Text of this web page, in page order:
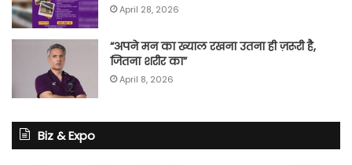
April 28, 2026
“अपने मन का ख्याल रखना उतना ही ज़रूरी है,
जितना शरीर का”
April 8, 2026
Biz & Expo